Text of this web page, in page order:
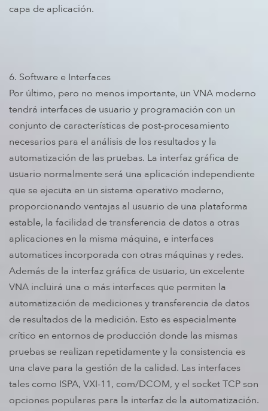
capa de aplicación.
6. Software e Interfaces
Por último, pero no menos importante, un VNA moderno
tendrá interfaces de usuario y programación con un
conjunto de características de post-procesamiento
necesarios para el análisis de los resultados y la
automatización de las pruebas. La interfaz gráfica de
usuario normalmente será una aplicación independiente
que se ejecuta en un sistema operativo moderno,
proporcionando ventajas al usuario de una plataforma
estable, la facilidad de transferencia de datos a otras
aplicaciones en la misma máquina, e interfaces
automatices incorporada con otras máquinas y redes.
Además de la interfaz gráfica de usuario, un excelente
VNA incluirá una o más interfaces que permiten la
automatización de mediciones y transferencia de datos
de resultados de la medición. Esto es especialmente
crítico en entornos de producción donde las mismas
pruebas se realizan repetidamente y la consistencia es
una clave para la gestión de la calidad. Las interfaces
tales como ISPA, VXI-11, com/DCOM, y el socket TCP son
opciones populares para la interfaz de la automatización.